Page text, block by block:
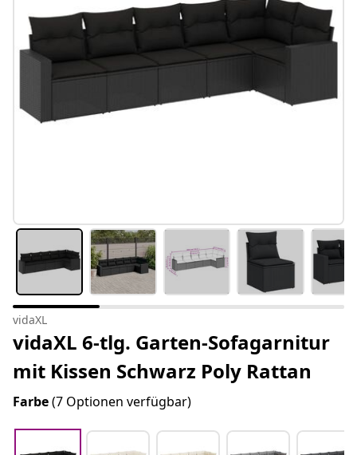
vidaXL
vidaXL 6-tlg. Garten-Sofagarnitur
mit Kissen Schwarz Poly Rattan
Farbe(7 Optionen verfügbar)